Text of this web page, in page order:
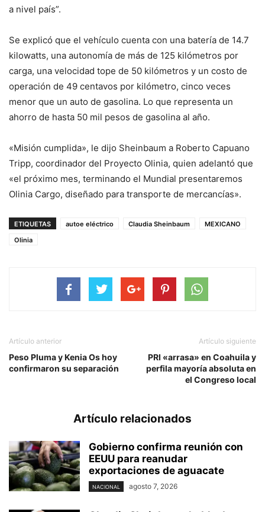
a nivel país”.
Se explicó que el vehículo cuenta con una batería de 14.7
kilowatts, una autonomía de más de 125 kilómetros por
carga, una velocidad tope de 50 kilómetros y un costo de
operación de 49 centavos por kilómetro, cinco veces
menor que un auto de gasolina. Lo que representa un
ahorro de hasta 50 mil pesos de gasolina al año.
«Misión cumplida», le dijo Sheinbaum a Roberto Capuano
Tripp, coordinador del Proyecto Olinia, quien adelantó que
«el próximo mes, terminando el Mundial presentaremos
Olinia Cargo, diseñado para transporte de mercancías».
ETIQUETAS autoe eléctrico Claudia Sheinbaum
MEXICANO
Olinia
Artículo anterior
Peso Pluma y Kenia Os hoy
confirmaron su separación
Artículo siguiente
PRI «arrasa» en Coahuila y
perfila mayoría absoluta en
el Congreso local
Artículo relacionados
Gobierno confirma reunión con
EEUU para reanudar
exportaciones de aguacate
NACIONAL agosto 7, 2026